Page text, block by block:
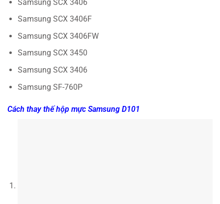
Samsung SCX 3406
Samsung SCX 3406F
Samsung SCX 3406FW
Samsung SCX 3450
Samsung SCX 3406
Samsung SF-760P
Cách thay thế hộp mực Samsung D101